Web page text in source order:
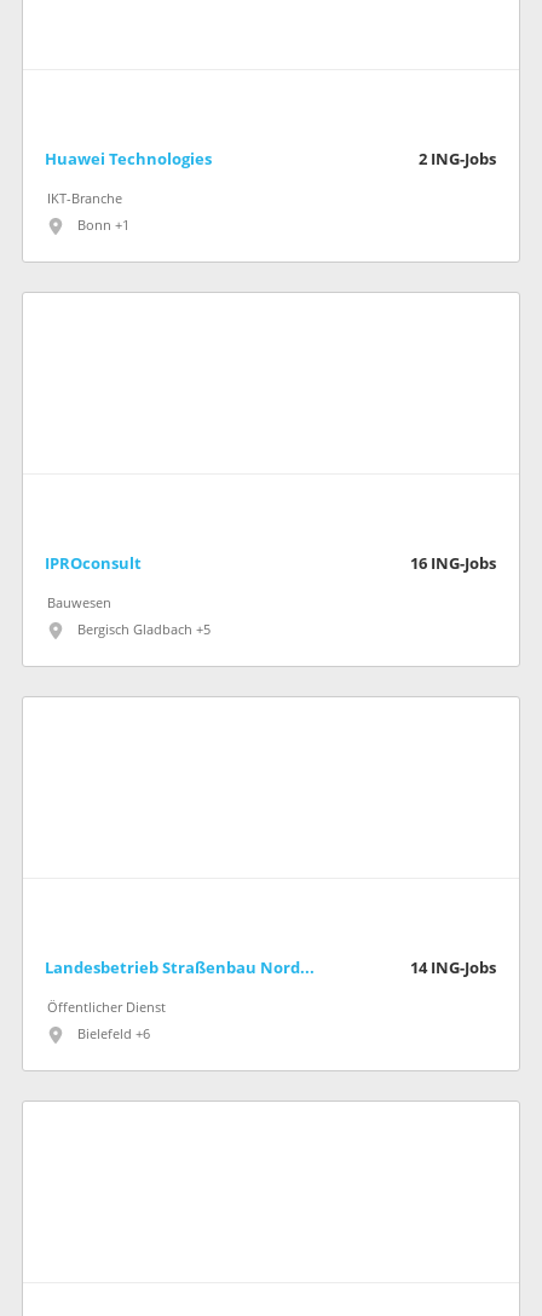
Huawei Technologies 2 ING-Jobs
IKT-Branche
Bonn +1
IPROconsult 16 ING-Jobs
Bauwesen
Bergisch Gladbach +5
Landesbetrieb Straßenbau Nordrhein-Westfalen 14 ING-Jobs
Öffentlicher Dienst
Bielefeld +6